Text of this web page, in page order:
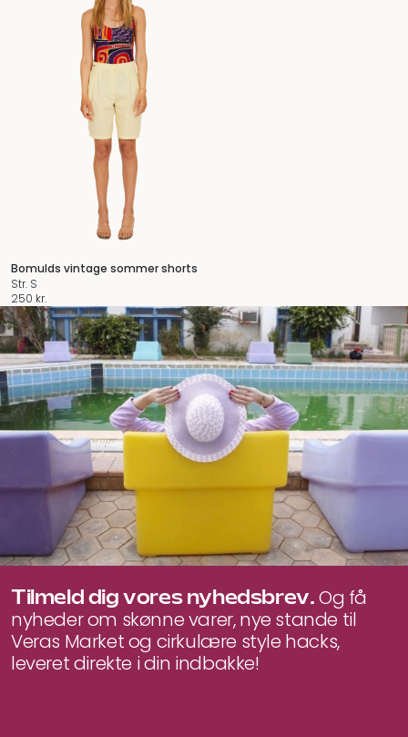
Bomulds vintage sommer shorts
Str. S
250 kr.
Tilmeld dig vores nyhedsbrev.Og få
nyheder om skønne varer, nye stande til
Veras Market og cirkulære style hacks,
leveret direkte i din indbakke!